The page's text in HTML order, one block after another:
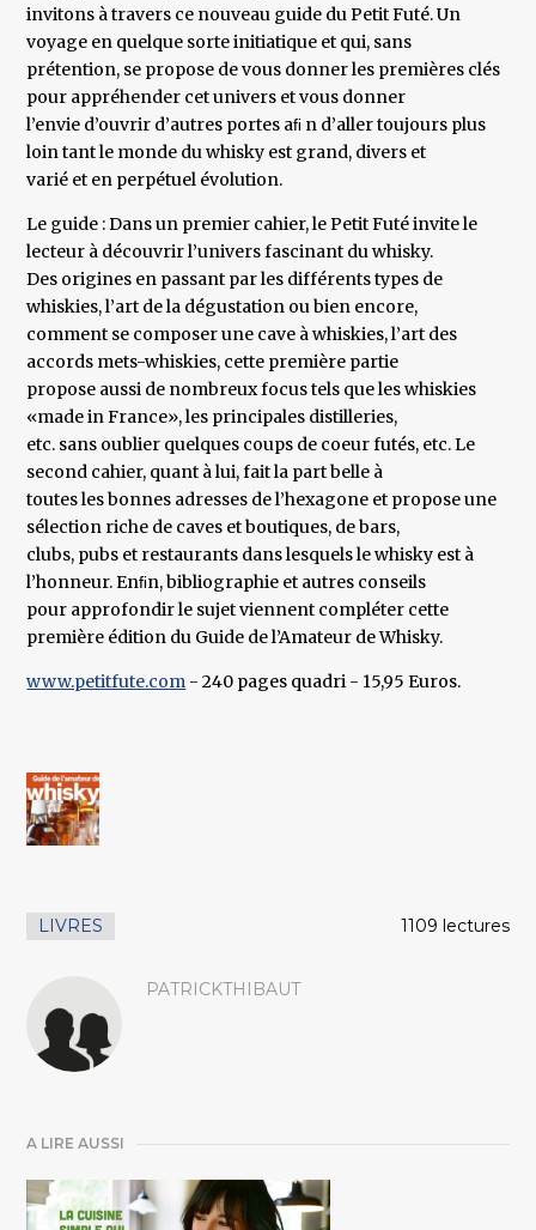
invitons à travers ce nouveau guide du Petit Futé. Un
voyage en quelque sorte initiatique et qui, sans
prétention, se propose de vous donner les premières clés
pour appréhender cet univers et vous donner
l’envie d’ouvrir d’autres portes aﬁ n d’aller toujours plus
loin tant le monde du whisky est grand, divers et
varié et en perpétuel évolution.
Le guide : Dans un premier cahier, le Petit Futé invite le
lecteur à découvrir l’univers fascinant du whisky.
Des origines en passant par les différents types de
whiskies, l’art de la dégustation ou bien encore,
comment se composer une cave à whiskies, l’art des
accords mets-whiskies, cette première partie
propose aussi de nombreux focus tels que les whiskies
«made in France», les principales distilleries,
etc. sans oublier quelques coups de coeur futés, etc. Le
second cahier, quant à lui, fait la part belle à
toutes les bonnes adresses de l’hexagone et propose une
sélection riche de caves et boutiques, de bars,
clubs, pubs et restaurants dans lesquels le whisky est à
l’honneur. Enﬁn, bibliographie et autres conseils
pour approfondir le sujet viennent compléter cette
première édition du Guide de l’Amateur de Whisky.
www.petitfute.com - 240 pages quadri - 15,95 Euros.
LIVRES 1109 lectures
PATRICKTHIBAUT
A LIRE AUSSI